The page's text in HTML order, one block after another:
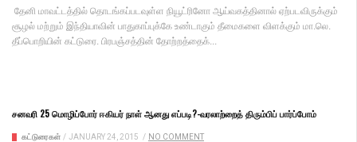
தேனி மாவட்டத்தில் தொடங்கப்படவுள்ள நியூட்ரினோ ஆய்வகத்தினால் ஏற்படவிருக்கும்
சூழல் மற்றும் இந்தியாவின் பாதுகாப்புக்கே உண்டாகும் தீமைகளை விளக்கும் மா.லெ.
தீப்பொறியின் கட்டுரை. பிரபஞ்சத்தின் தோற்றத்தைக்...
சனவரி 25 மொழிப்போர் ஈகியர் நாள் ஆனது எப்படி?-வரலாற்றைத் திரும்பிப் பார்ப்போம்
கட்டுரைகள் / JANUARY 24, 2015 / NO COMMENT